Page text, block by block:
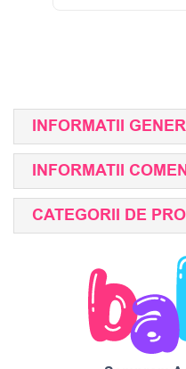
INFORMATII
INFORMATII
CATEGORII DE